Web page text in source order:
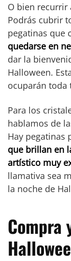
O bien recurrir
Podrás cubrir
pegatinas que
quedarse en
dar la
Halloween.
ocuparán toda
Para los
hablamos de
Hay pegatinas
que brillan en
artístico muy
llamativa sea
la noche de
Compra